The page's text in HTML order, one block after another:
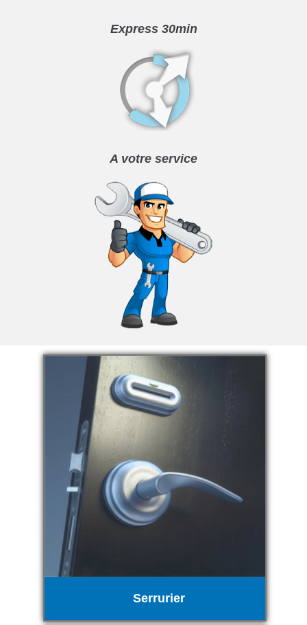
Express 30min
A votre service
Serrurier